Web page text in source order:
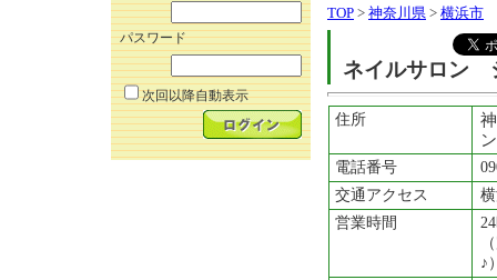
パスワード
次回以降自動表示
TOP > 神奈川県 > 横浜市
ネイルサロン
住所
電話番号
交通アクセス
営業時間
♪